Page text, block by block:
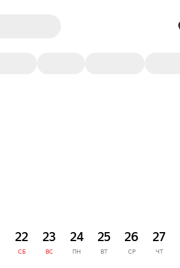
22
СБ
23
ВС
24
ПН
25
ВТ
26
СР
27
ЧТ